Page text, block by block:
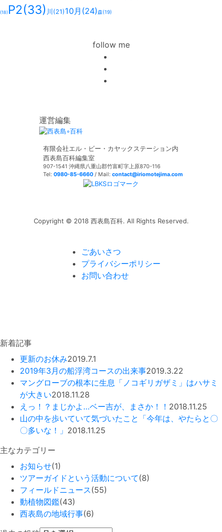
(18)P2(33) 川 (21)10月 (24)森(19)
follow me
運営編集
有限会社エル・ビー・カヤックステーション内
西表島百科編集室
907-1541 沖縄県八重山郡竹富町字上原870-116
Tel: 0980-85-6660 / Mail: contact@iriomotejima.com
Copyright © 2018 西表島百科. All Rights Reserved.
ごあいさつ
プライバシーポリシー
お問い合わせ
新着記事
更新のお休み2019.7.1
2019年3月の船浮湾コースの出来事2019.3.22
マングローブの根本に生息「ノコギリガザミ」はハサミ
が大きい2018.11.28
えっ！？まじかよ…ベー吉が、まさか！！ 2018.11.25
山の中を歩いていて気づいたこと「今年は、やたらと〇
〇多いな！」 2018.11.25
主なカテゴリー
お知らせ(1)
ツアーガイドという活動について(8)
フィールドニュース(55)
動植物図鑑(43)
西表島の地域行事(6)